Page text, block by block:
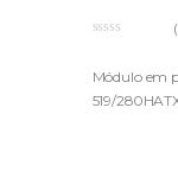
u
o
Módulo em
519/